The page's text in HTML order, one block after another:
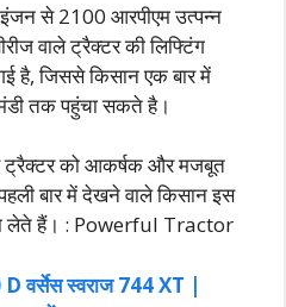
से 2100 आरपीएम उत्पन्न
वाले ट्रैक्टर की लिफ्टिंग
है, जिससे किसान एक बार में
तक पहुंचा सकते है।
ट्रैक्टर को आकर्षक और मजबूत
बार में देखने वाले किसान इस
लेते हैं। : Powerful Tractor
वर्सेस स्वराज 744 XT |